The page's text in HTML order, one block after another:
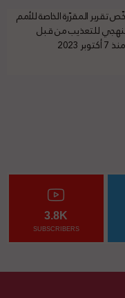
تقرير المقرّرة الخاصة للأمم
للتعذيب من قبل
3.8K
SUBSCRIBERS